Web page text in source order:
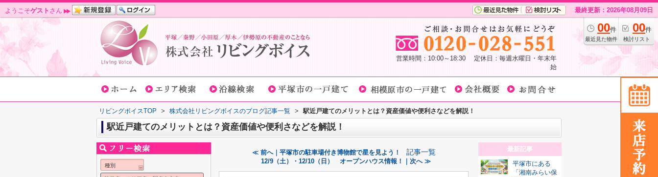
ようこそゲスト さん 最終更新：2026年08月09日
00件
最近見た物件
00件
検討リスト
営業時間：10:00～18:30 定休日：毎週水曜日・年末年
始
リビングボイスTOP > 株式会社リビングボイスのブログ記事一覧 > 駅近戸建てのメリットとは？資産価値や便利さなどを解説！
駅近戸建てのメリットとは？資産価値や便利さなどを解説！
≪ 前へ｜平塚市の駐車場付き博物館で星を見よう！ 記事一覧
12/9（土）・12/10（日） オープンハウス情報！｜次へ ≫
最新記事
平塚市にある
「湘南みらい保
種別